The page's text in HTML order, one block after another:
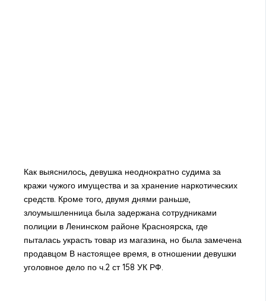
Как выяснилось, девушка неоднократно судима за
кражи чужого имущества и за хранение наркотических
средств. Кроме того, двумя днями раньше,
злоумышленница была задержана сотрудниками
полиции в Ленинском районе Красноярска, где
пыталась украсть товар из магазина, но была замечена
продавцом В настоящее время, в отношении девушки
уголовное дело по ч.2 ст 158 УК РФ.